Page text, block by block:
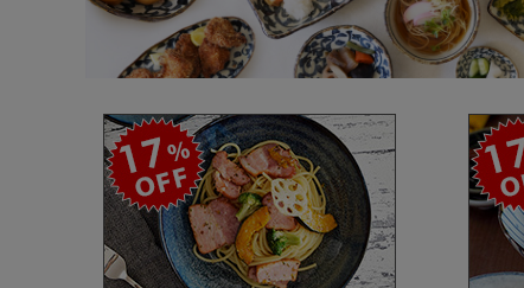
箸・カトラリー・雑貨など
- 箸
- 箸置き
- カトラリー
- れんげ
- すり鉢
- 土鍋
デザイン・カ
- 和食器
- 白い食器
- 黒い食器
- カラフル